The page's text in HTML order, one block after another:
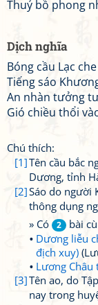
Thuỷ bồ phong
Dịch nghĩa
Bóng cầu Lạc
Tiếng sáo
An nhàn tưởng
Gió chiều thổi
Chú thích:
[1]Tên cầu bắc
Dương, tỉnh
[2]Sáo do người
thông dụng
» Có
2
bài
Dương liễu
địch xuy)
Lương Châu
[3]Tên ao, do
nay trong